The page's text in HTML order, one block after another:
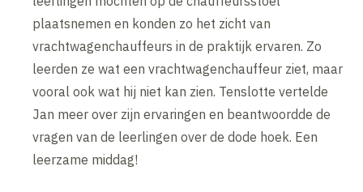
plaatsnemen en konden zo het zicht van
vrachtwagenchauffeurs in de praktijk ervaren. Zo
leerden ze wat een vrachtwagenchauffeur ziet, maar
vooral ook wat hij niet kan zien. Tenslotte vertelde
Jan meer over zijn ervaringen en beantwoordde de
vragen van de leerlingen over de dode hoek. Een
leerzame middag!